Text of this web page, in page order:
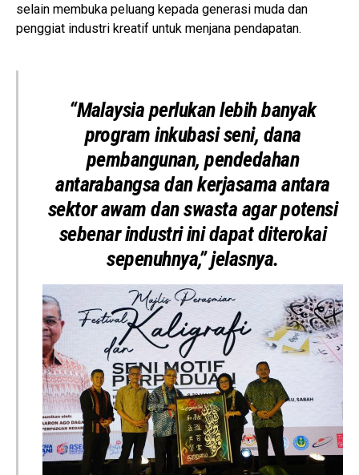
selain membuka peluang kepada generasi muda dan
penggiat industri kreatif untuk menjana pendapatan.
“Malaysia perlukan lebih banyak
program inkubasi seni, dana
pembangunan, pendedahan
antarabangsa dan kerjasama antara
sektor awam dan swasta agar potensi
sebenar industri ini dapat diterokai
sepenuhnya,” jelasnya.